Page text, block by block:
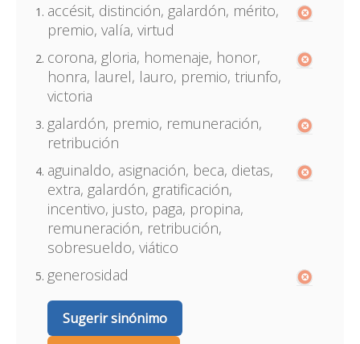
accésit, distinción, galardón, mérito,
premio, valía, virtud
corona, gloria, homenaje, honor,
honra, laurel, lauro, premio, triunfo,
victoria
galardón, premio, remuneración,
retribución
aguinaldo, asignación, beca, dietas,
extra, galardón, gratificación,
incentivo, justo, paga, propina,
remuneración, retribución,
sobresueldo, viático
generosidad
Sugerir sinónimo